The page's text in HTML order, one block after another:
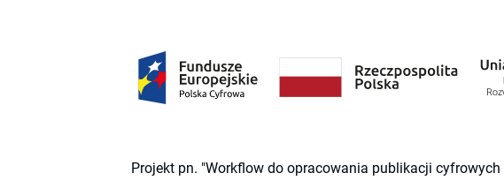
Projekt pn. "Workflow do opracowania publikacji